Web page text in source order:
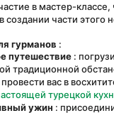
в мастер-
создании части этого
гурманов :
путешествие :
традиционной
турецкой
ужин :